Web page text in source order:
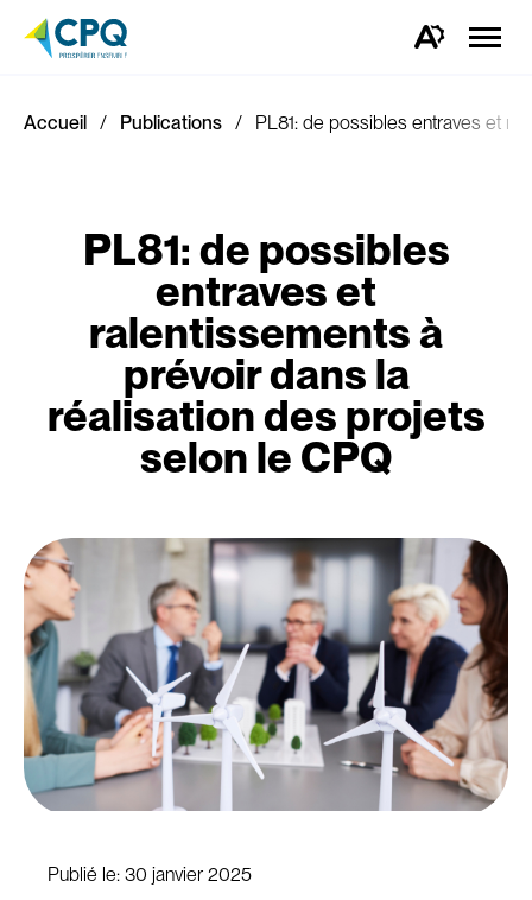
Ouvrez
d'accessibilité.
la
Accueil Publications PL81: de possibles entraves et
PL81: de possibles
entraves et
ralentissements à
prévoir dans la
réalisation des projets
selon le CPQ
Publié le: 30 janvier 2025